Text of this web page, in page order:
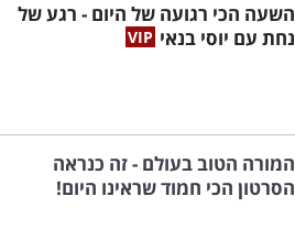
השעה הכי רגועה של היום - רגע של
נחת עם יוסי בנאי
המורה הטוב בעולם - זה כנראה
הסרטון הכי חמוד שראינו היום!